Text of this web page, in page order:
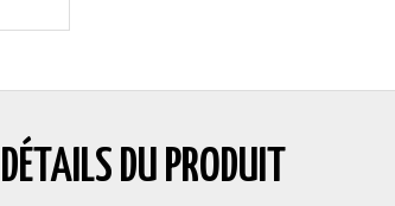
DÉTAILS DU PRODUIT